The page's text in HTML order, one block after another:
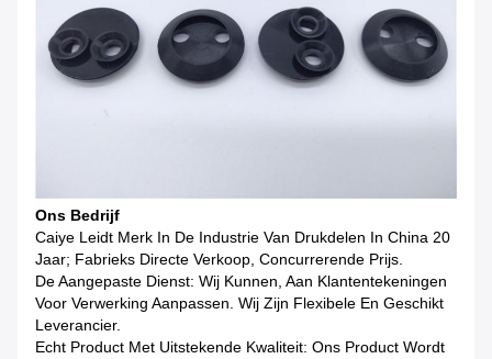
Ons Bedrijf
Caiye Leidt Merk In De Industrie Van Drukdelen In China 20
Jaar; Fabrieks Directe Verkoop, Concurrerende Prijs.
De Aangepaste Dienst: Wij Kunnen, Aan Klantentekeningen
Voor Verwerking Aanpassen. Wij Zijn Flexibele En Geschikt
Leverancier.
Echt Product Met Uitstekende Kwaliteit: Ons Product Wordt